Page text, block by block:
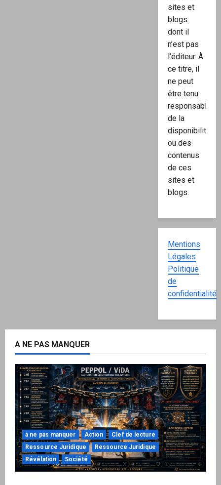
sites et
blogs
dont il
n’est pas
l’éditeur. À
ce titre, il
ne peut
être tenu
responsable
de la
disponibilité
ou des
contenus
de ces
sites et
blogs.
Mentions
Légales
Politique
de
confidentialité
A NE PAS MANQUER
à ne pas manquer Action
Clef de lecture
Ressource Juridique
Ressource Juridique
Révélation
Société